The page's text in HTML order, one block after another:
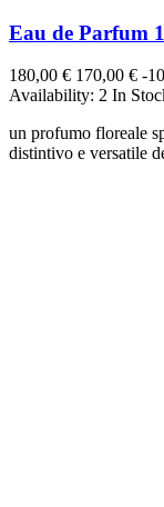
Eau de Parfum
180,00 € 170,00 € -
Availability: 2 In
un profumo floreale
distintivo e versatile